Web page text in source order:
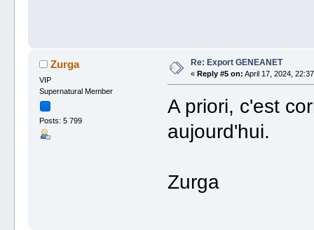
Zurga
VIP
Supernatural Member
Posts: 5 799
Re: Export GENEANET
« Reply #5 on: April 17, 2024,
A priori, c'est
aujourd'hui.
Zurga